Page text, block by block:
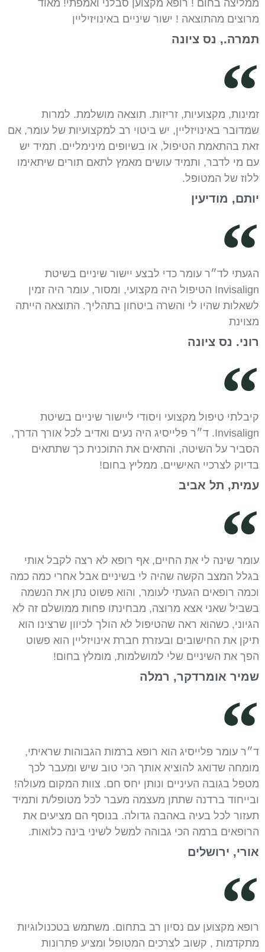
ממליצה בחום ! רופא מקצוען סבלני ואמפתי! מאוד
מרוצים מהתוצאה ! ישור שיניים באינויזיליין
תמרה., נס ציונה
זמינות, מקצועיות, זריזות. תוצאה מושלמת. למרות
שמדובר באינויזליין, יש ביטוי רב למקצועיות של עומר, אם
זאת בהתאמת הטיפול, או בשיופים מינימליים. תמיד יש
עם מי לדבר, ותמיד עושים מאמץ לתאם תורים שיתאימו
ללוז של המטופל.
יותם, מודיעין
הגעתי לד״ר עומר כדי לבצע יישור שיניים בשיטת
Invisalign הטיפול היה מקצועי, ומסור, עומר היה זמין
לשאלות שהיו לי והשרה ביטחון בתהליך. התוצאה הייתה
מצוינת
רוני. נס ציונה
קיבלתי טיפול מקצועי ויסודי ליישור שיניים בשיטת
Invisalign. ד״ר פלייסיג היה נעים ואדיב לכל אורך הדרך,
הסביר על השיטה, והתאים את התוכנית כך שתתאים
בדיוק לצרכיי האישיים. ממליץ בחום!
עמית, תל אביב
עומר שינה לי את החיים, אף רופא לא רצה לקבל אותי
בגלל המצב הקשה שהיה לי בשיניים אבל אחרי כמה כמה
וכמה רופאים הגעתי לעומר, והוא פשוט נתן את הנשמה
בשביל שאני אצא מרוצה, מבחינתו פחות ממושלם זה לא
הגיוני, כשהוא ראה שהטיפול לא הולך לכיוון שרצינו הוא
תיקן את החישובים ובעזרת חברת אינויזליין הוא פשוט
הפך את השיניים שלי למושלמות, מומלץ בחום!
שמיר אומרדקר, רמלה
ד״ר עומר פלייסיג הוא רופא ברמות הגבוהות שראיתי,
מומחה שדואג להוציא אותך הכי טוב שיש ומעבר לכך
מטפל בגובה העיניים ונותן יחס חם. צוות המקום מעולה!
ובייחוד ברדנה שתתן מעצמה מעבר לכל מטופל/ת ותמיד
תעזור לכל בעיה באהבה גדולה. בנוסף הם מציעים את
הרופאים ברמה הכי גבוהה למשל לשיני בינה כלואות.
אורי, ירושלים
רופא מקצוען עם נסיון רב בתחום. משתמש בטכנולוגיות
מתקדמות , קשוב לצרכים המטופל ומציע פתרונות